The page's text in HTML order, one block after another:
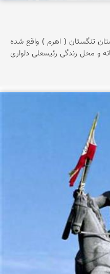
تنگستان ( اهرم ) واقع شده
و محل زندگی رئیسعلی دلواری